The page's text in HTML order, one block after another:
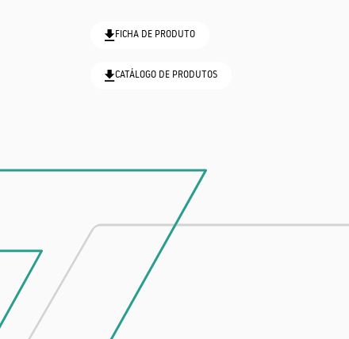
FICHA DE PRODUTO
CATÁLOGO DE PRODUTOS